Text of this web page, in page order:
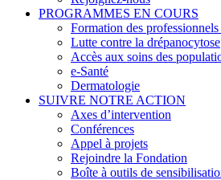
PROGRAMMES EN COURS
Formation des
Lutte contre la drépanocytose
Accès aux soins des
e-Santé
Dermatologie
SUIVRE NOTRE ACTION
Axes d’intervention
Conférences
Appel à projets
Rejoindre la Fondation
Boîte à outils de